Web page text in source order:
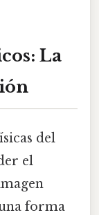
La
del
el
forma